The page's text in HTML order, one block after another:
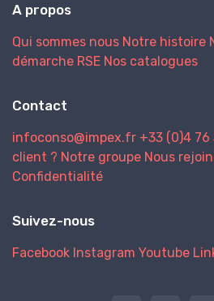
A propos
Qui sommes nous Notre histoire
démarche RSE Nos catalogues
Contact
infoconso@impex.fr +33 (0)4 76
client ? Notre groupe Nous
Confidentialité
Suivez-nous
Facebook Instagram Youtube